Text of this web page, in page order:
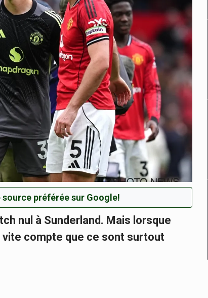
préférée sur Google!
nul à Sunderland. Mais lorsque
vite compte que ce sont surtout